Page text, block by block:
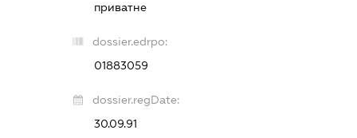
приватне
dossier.edrpo:
01883059
dossier.regDate:
30.09.91